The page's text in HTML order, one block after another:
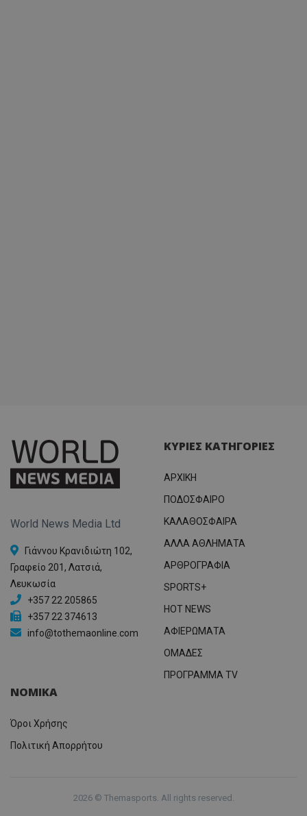
World News Media Ltd
Γιάννου Κρανιδιώτη 102,
Γραφείο 201, Λατσιά,
Λευκωσία
+357 22 205865
+357 22 374613
info@tothemaonline.com
ΚΥΡΙΕΣ ΚΑΤΗΓΟΡΙΕΣ
ΑΡΧΙΚΗ
ΠΟΔΟΣΦΑΙΡΟ
ΚΑΛΑΘΟΣΦΑΙΡΑ
ΑΛΛΑ ΑΘΛΗΜΑΤΑ
ΑΡΘΡΟΓΡΑΦΙΑ
SPORTS+
HOT NEWS
ΑΦΙΕΡΩΜΑΤΑ
ΟΜΑΔΕΣ
ΠΡΟΓΡΑΜΜΑ TV
ΝΟΜΙΚΑ
Όροι Χρήσης
Πολιτική Απορρήτου
2026 © Themasports. All rights reserved.